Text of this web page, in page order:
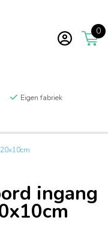
0
Eigen fabriek
ingang